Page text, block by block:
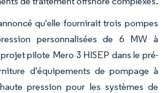
qu'elle fournirait trois pompes
personnalisées de 6 MW à
pilote Mero 3 HISEP dans le pré-
d'équipements de pompage à
pression pour les systèmes de